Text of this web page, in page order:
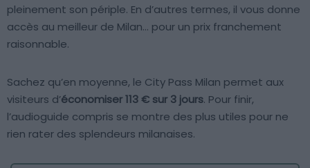
pleinement son périple. En d’autres termes, il vous donne
accès au meilleur de Milan… pour un prix franchement
raisonnable.
Sachez qu’en moyenne, le City Pass Milan permet aux
visiteurs d’économiser 113 € sur 3 jours. Pour finir,
l’audioguide compris se montre des plus utiles pour ne
rien rater des splendeurs milanaises.